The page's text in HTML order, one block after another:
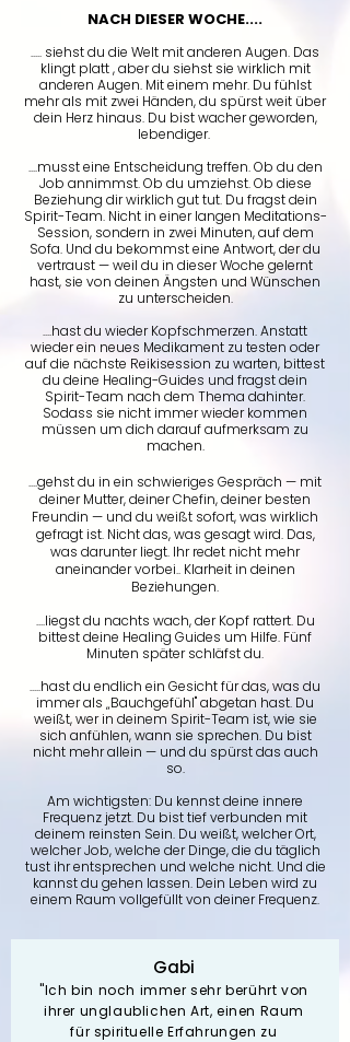
NACH DIESER WOCHE....
..... siehst du die Welt mit anderen Augen. Das
klingt platt , aber du siehst sie wirklich mit
anderen Augen. Mit einem mehr. Du fühlst
mehr als mit zwei Händen, du spürst weit über
dein Herz hinaus. Du bist wacher geworden,
lebendiger.
....​musst eine Entscheidung treffen. Ob du den
Job annimmst. Ob du umziehst. Ob diese
Beziehung dir wirklich gut tut. Du fragst dein
Spirit-Team. Nicht in einer langen Meditations-
Session, sondern in zwei Minuten, auf dem
Sofa. Und du bekommst eine Antwort, der du
vertraust — weil du in dieser Woche gelernt
hast, sie von deinen Ängsten und Wünschen
zu unterscheiden.
....hast du wieder Kopfschmerzen. Anstatt
wieder ein neues Medikament zu testen oder
auf die nächste Reikisession zu warten, bittest
du deine Healing-Guides und fragst dein
Spirit-Team nach dem Thema dahinter.
Sodass sie nicht immer wieder kommen
müssen um dich darauf aufmerksam zu
machen.
....gehst du in ein schwieriges Gespräch — mit
deiner Mutter, deiner Chefin, deiner besten
Freundin — und du weißt sofort, was wirklich
gefragt ist. Nicht das, was gesagt wird. Das,
was darunter liegt. Ihr redet nicht mehr
aneinander vorbei.. Klarheit in deinen
Beziehungen.
....liegst du nachts wach, der Kopf rattert. Du
bittest deine Healing Guides um Hilfe. Fünf
Minuten später schläfst du.
.....hast du endlich ein Gesicht für das, was du
immer als „Bauchgefühl" abgetan hast. Du
weißt, wer in deinem Spirit-Team ist, wie sie
sich anfühlen, wann sie sprechen. Du bist
nicht mehr allein — und du spürst das auch
so.
Am wichtigsten: Du kennst deine innere
Frequenz jetzt. Du bist tief verbunden mit
deinem reinsten Sein. Du weißt, welcher Ort,
welcher Job, welche der Dinge, die du täglich
tust ihr entsprechen und welche nicht. Und die
kannst du gehen lassen. Dein Leben wird zu
einem Raum vollgefüllt von deiner Frequenz.
Gabi
"Ich bin noch immer sehr berührt von
ihrer unglaublichen Art, einen Raum
für spirituelle Erfahrungen zu